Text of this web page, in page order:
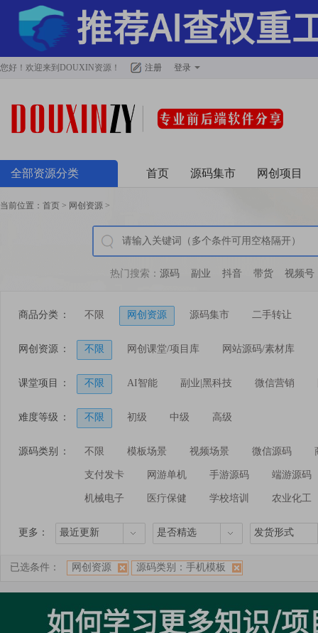
您好！欢迎来到 DOUXIN资源 ！ 注册 登录
全部资源分类 首页 源码集市 网创项目
当前位置： 首页 > 网创资源 >
热门搜索： 源码 副业 抖音 带货 视频号
商品分类 ： 不限 网创资源 源码集市 二手转让
网创资源 ： 不限 网创课堂/项目库 网站源码/素材库
课堂项目 ： 不限 AI智能 副业|黑科技 微信营销
淘宝电商
难度等级 ： 不限 初级 中级 高级
源码类别 ： 不限 模板场景 视频场景 微信源码
支付发卡 网游单机 手游源码 端游源码
机械电子 医疔保健 学校培训 农业化工
更多： 最近更新 是否精选 发货形式
已选条件： 网创资源 源码类别：手机模板